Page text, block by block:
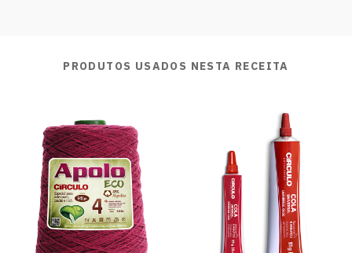
PRODUTOS USADOS NESTA RECEITA